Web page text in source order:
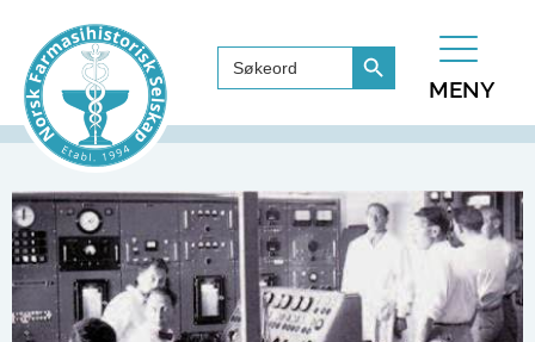
Search
for:
Search Button
MENY